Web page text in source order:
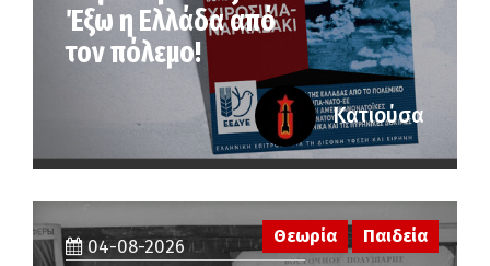
Έξω η Ελλάδα από
τον πόλεμο!
Κατιούσα
04-08-2026
Θεωρία Παιδεία